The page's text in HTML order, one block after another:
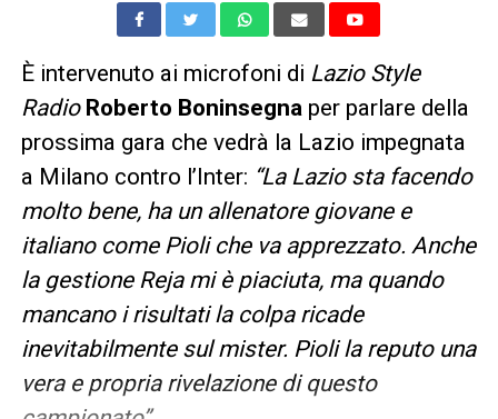
È intervenuto ai microfoni di Lazio Style
Radio Roberto Boninsegnaper parlare della
prossima gara che vedrà la Lazio impegnata
a Milano contro l’Inter: “La Lazio sta facendo
molto bene, ha un allenatore giovane e
italiano come Pioli che va apprezzato. Anche
la gestione Reja mi è piaciuta, ma quando
mancano i risultati la colpa ricade
inevitabilmente sul mister. Pioli la reputo una
vera e propria rivelazione di questo